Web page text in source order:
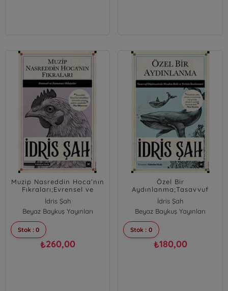
Muzip Nasreddin Hoca’nın
Fıkraları;Evrensel ve
Zamansız Hikâyeler
İdris Şah
Beyaz Baykuş Yayınları
Stok : 0
₺260,00
Özel Bir
Aydınlanma;Tasavvuf
Düşüncesinde Mizahın
Rolü ve Yerinin
İncelenmesi
İdris Şah
Beyaz Baykuş Yayınları
Stok : 0
₺180,00